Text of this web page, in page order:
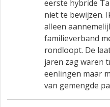
eerste hybride
niet te bewijzen.
alleen
familieverband
rondloopt. De
jaren zag waren
eenlingen maar
van gemengde